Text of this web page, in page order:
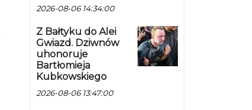
2026-08-06 14:34:00
Z Bałtyku do Alei
Gwiazd. Dziwnów
uhonoruje
Bartłomieja
Kubkowskiego
2026-08-06 13:47:00